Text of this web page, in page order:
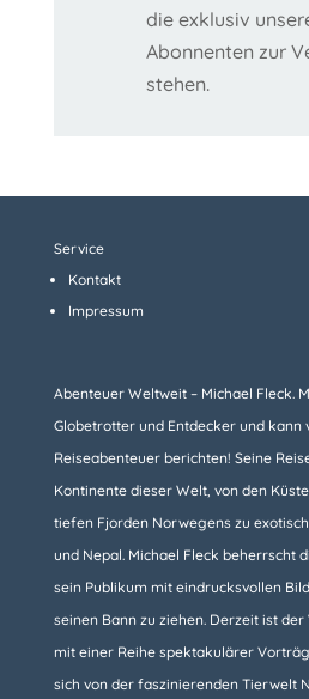
die exklusiv
Abonnenten zur
stehen.
Service
Kontakt
Impressum
Abenteuer Weltweit – Michael Fleck.
Globetrotter und Entdecker und kann
Reiseabenteuer berichten! Seine
Kontinente dieser Welt, von den
tiefen Fjorden Norwegens zu
und Nepal. Michael Fleck beherrscht
sein Publikum mit eindrucksvollen
seinen Bann zu ziehen. Derzeit ist
mit einer Reihe spektakulärer
sich von der faszinierenden Tierwelt